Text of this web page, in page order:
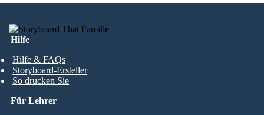
Hilfe
Hilfe & FAQs
Storyboard-Ersteller
So drucken Sie
Für Lehrer